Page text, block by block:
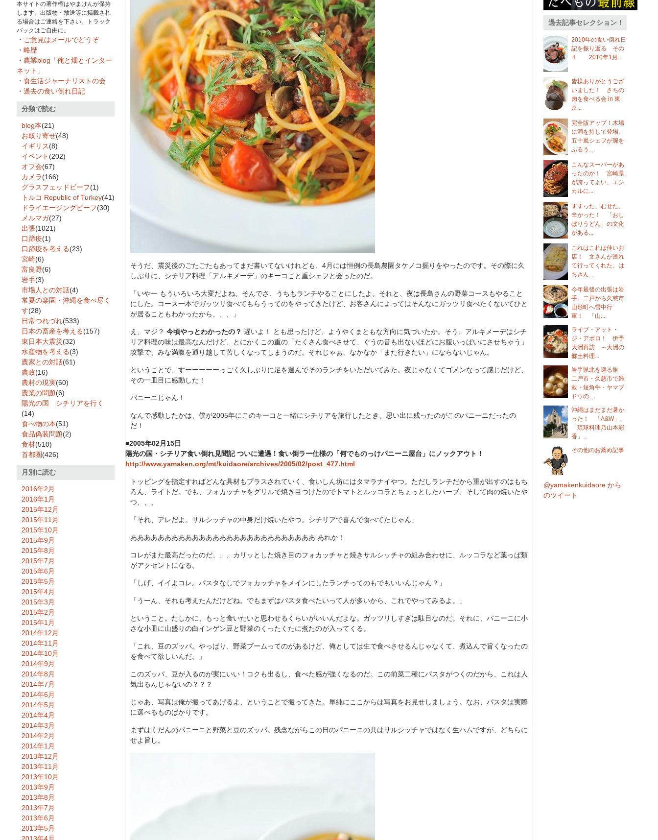
そうだ、震災後のごたごたもあってまだ書いてないけれども、4月には恒例の長島農園タケノコ掘りをやったのです。その際に久
しぶりに、シチリア料理「アルキメーデ」のキーコこと重シェフと会ったのだ。
「いやー もういろいろ大変だよね。そんでさ、うちもランチやることにしたよ。それと、夜は長島さんの野菜コースもやること
にした。コース一本でガッツリ食べてもらうってのをやってきたけど、お客さんによってはそんなにガッツリ食べたくないてひと
が居ることもわかったから、、、」
え、マジ？ 今頃やっとわかったの？ 遅いよ！ とも思ったけど、ようやくまともな方向に気づいたか。そう、アルキメーデはシチ
リア料理の味は最高なんだけど、とにかくこの重の「たくさん食べさせて、ぐうの音も出ないほどにお腹いっぱいにさせちゃう」
攻撃で、みな満腹を通り越して苦しくなってしまうのだ。それじゃぁ、なかなか「また行きたい」にならないじゃん。
ということで、すーーーーーっごく久しぶりに足を運んでそのランチをいただいてみた。夜じゃなくてゴメンなって感じだけど、
その一皿目に感動した！
パニーニじゃん！
なんで感動したかは、僕が2005年にこのキーコと一緒にシチリアを旅行したとき、思い出に残ったのがこのパニーニだったの
だ！
■2005年02月15日
陽光の国・シチリア食い倒れ見聞記 ついに遭遇！食い倒ラー仕様の「何でものっけパニーニ屋台」にノックアウト！
http://www.yamaken.org/mt/kuidaore/archives/2005/02/post_477.html
トッピングを指定すればどんな具材もプラスされていく、食いしん坊にはタマラナイやつ。ただしランチだから重が出すのはもち
ろん、ライトだ。でも、フォカッチャをグリルで焼き目つけたのでトマトとルッコラとちょっとしたハーブ、そして肉の焼いたや
つ、、、
「それ、アレだよ。サルシッチャの中身だけ焼いたやつ。シチリアで喜んで食べてたじゃん」
あああああああああああああああああああああああああああ あれか！
コレがまた最高だったのだ、、、カリッとした焼き目のフォカッチャと焼きサルシッチャの組み合わせに、ルッコラなど葉っぱ類
がアクセントになる。
「しげ、イイよコレ。パスタなしでフォカッチャをメインにしたランチってのもでもいいんじゃん？」
「うーん、それも考えたんだけどね。でもまずはパスタ食べたいって人が多いから、これでやってみるよ。」
ということ。たしかに、もっと食いたいと思わせるくらいがいいんだよな。ガッツリしすぎは駄目なのだ。それに、パニーニに小
さな小皿に山盛りの白インゲン豆と野菜のくったくたに煮たのが入ってくる。
「これ、豆のズッパ。やっぱり、野菜ブームってのがあるけど、俺としては生で食べさせるんじゃなくて、煮込んで旨くなったの
を食べて欲しいんだ。」
このズッパ、豆が入るのが実にいい！コクも出るし、食べた感が強くなるのだ。この前菜二種にパスタがつくのだから、これは人
気出るんじゃないの？？？
じゃあ、写真は俺が撮ってあげるよ、ということで撮ってきた。単純にここからは写真をお見せしましょう。なお、パスタは実際
に選べるものばかりです。
まずはくだんのパニーニと野菜と豆のズッパ。残念ながらこの日のパニーニの具はサルシッチャではなく生ハムですが、どちらに
せよ旨し。
本サイトの著作権はやまけんが保持
します。出版物・放送等に掲載され
る場合はご連絡を下さい。トラック
バックはご自由に。
・ ご意見はメールでどうぞ
・ 略歴
・ 農業blog「俺と畑とインター
ネット」
・ 食生活ジャーナリストの会
・ 過去の食い倒れ日記
分類で読む
blog本(21)
お取り寄せ(48)
イギリス(8)
イベント (202)
オフ会(67)
カメラ(166)
グラスフェッドビーフ(1)
トルコ Republic of Turkey(41)
ドライエージングビーフ(30)
メルマガ(27)
出張(1021)
口蹄疫(1)
口蹄疫を考える(23)
宮崎(6)
富良野(6)
岩手(3)
市場人との対話(4)
常夏の楽園・沖縄を食べ尽く
す(28)
日常つれづれ(533)
日本の畜産を考える(157)
東日本大震災(32)
水産物を考える(3)
農家との対話(61)
農政(16)
農村の現実(60)
農業の問題(6)
陽光の国 シチリアを行く
(14)
食べ物の本(51)
食品偽装問題(2)
食材(510)
首都圏(426)
月別に読む
2016年2月
2016年1月
2015年12月
2015年11月
2015年10月
2015年9月
2015年8月
2015年7月
2015年6月
2015年5月
2015年4月
2015年3月
2015年2月
2015年1月
2014年12月
2014年11月
2014年10月
2014年9月
2014年8月
2014年7月
2014年6月
2014年5月
2014年4月
2014年3月
2014年2月
2014年1月
2013年12月
2013年11月
2013年10月
2013年9月
2013年8月
2013年7月
2013年6月
2013年5月
過去記事セレクション！
2010年の食い倒れ日
記を振り返る その
１ 2010年1月...
皆様ありがとうござ
いました！ さちの
肉を食べる会 in 東
京...
完全版アップ！木場
に満を持して登場。
五十嵐シェフが腕を
ふるう...
こんなスーパーがあ
ったのか！ 宮崎県
が誇ってよい、エシ
カルに...
すすった、むせた、
辛かった！ 「おし
ぼりうどん」の文化
がある...
これはこれは佳いお
店！ 文さんが連れ
て行ってくれた、は
ちきん...
今年最後の出張は岩
手。二戸から久慈市
山形町へ雪中行
軍！ 「山...
ライブ・アット・
ジ・アポロ！ 伊予
大洲再訪 ～大洲の
郷土料理...
岩手県北を巡る旅
二戸市・久慈市で雑
穀・短角牛・ヤマブ
ドウの...
沖縄はまだまだ暑か
った！ 「A&W」、
「琉球料理乃山本彩
香」...
その他のお薦め記事
@yamakenkuidaore から
のツイート